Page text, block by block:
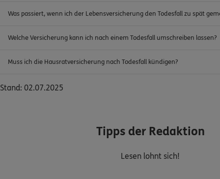
Was passiert, wenn ich der Lebensversicherung den Todesfall zu spät
Welche Versicherung kann ich nach einem Todesfall umschreiben lassen?
Muss ich die Hausratversicherung nach Todesfall kündigen?
Stand: 02.07.2025
Tipps der Redaktion
Lesen lohnt sich!